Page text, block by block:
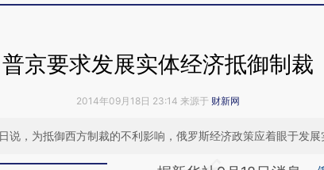
普京要求发展实体经济抵御制裁
2014年09月18日 23:14 来源于 财新网
说，为抵御西方制裁的不利影响，俄罗斯经济政策应着眼于发展